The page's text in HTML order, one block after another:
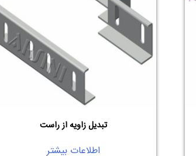
تبدیل زاویه از راست
اطلاعات بیشتر